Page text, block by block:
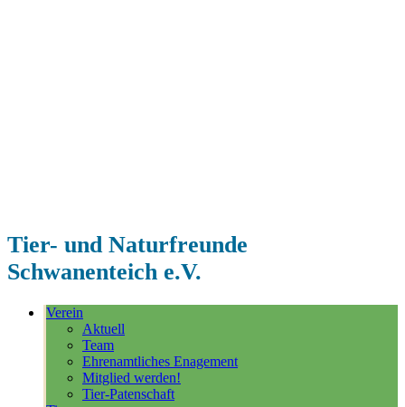
Tier- und Naturfreunde
Schwanenteich e.V.
Verein
Aktuell
Team
Ehrenamtliches Enagement
Mitglied werden!
Tier-Patenschaft